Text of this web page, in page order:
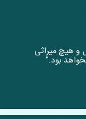
هیچ میراثی
بود."